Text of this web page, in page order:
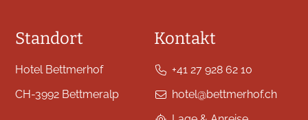
Standort
Hotel Bettmerhof
CH-3992 Bettmeralp
Kontakt
+41 27 928 62 10
hotel@bettmerhof.ch